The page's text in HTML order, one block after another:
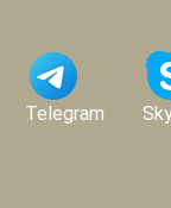
Telegram